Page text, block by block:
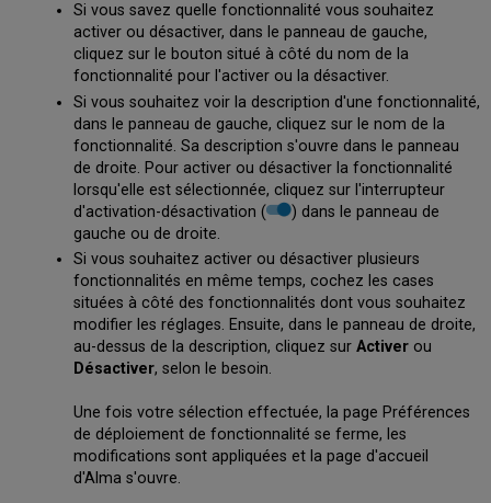
Si vous savez quelle fonctionnalité vous souhaitez
activer ou désactiver, dans le panneau de gauche,
cliquez sur le bouton situé à côté du nom de la
fonctionnalité pour l'activer ou la désactiver.
Si vous souhaitez voir la description d'une fonctionnalité,
dans le panneau de gauche, cliquez sur le nom de la
fonctionnalité. Sa description s'ouvre dans le panneau
de droite. Pour activer ou désactiver la fonctionnalité
lorsqu'elle est sélectionnée, cliquez sur l'interrupteur
d'activation-désactivation (
) dans le panneau de
gauche ou de droite.
Si vous souhaitez activer ou désactiver plusieurs
fonctionnalités en même temps, cochez les cases
situées à côté des fonctionnalités dont vous souhaitez
modifier les réglages. Ensuite, dans le panneau de droite,
au-dessus de la description, cliquez sur Activerou
Désactiver, selon le besoin.
Une fois votre sélection effectuée, la page Préférences
de déploiement de fonctionnalité se ferme, les
modifications sont appliquées et la page d'accueil
d'Alma s'ouvre.